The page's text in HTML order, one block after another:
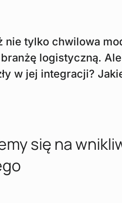
nie tylko chwilowa
logistyczną.
w jej integracji?
się na